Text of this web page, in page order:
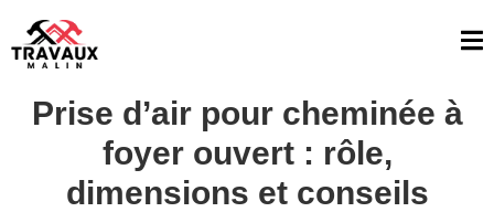
Prise d’air pour cheminée à
foyer ouvert : rôle,
dimensions et conseils